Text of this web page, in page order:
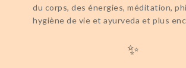
du corps, des énergies, méditation,
hygiène de vie et ayurveda et plus
✨